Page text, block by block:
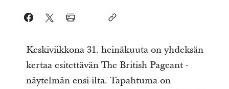
Keskiviikkona 31. heinäkuuta on yhdeksän
kertaa esitettävän The British Pageant -
näytelmän ensi-ilta. Tapahtuma on